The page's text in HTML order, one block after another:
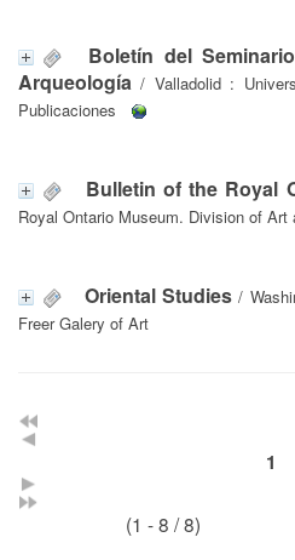
Boletín del
Arqueología / Valladolid :
Publicaciones
Bulletin of the Royal
Royal Ontario Museum. Division of Art
Oriental Studies /
Freer Galery of Art
1
(1 - 8 / 8)